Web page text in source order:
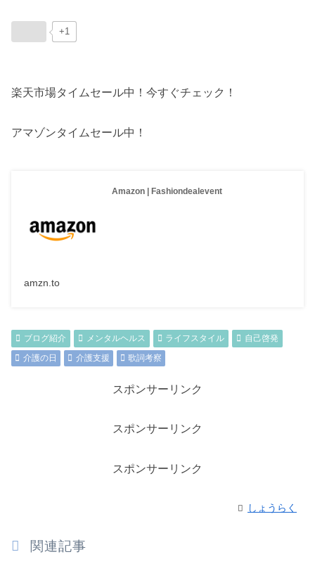
+1
楽天市場タイムセール中！今すぐチェック！
アマゾンタイムセール中！
Amazon | Fashiondealevent
amzn.to
ブログ紹介 メンタルヘルス ライフスタイル
自己啓発
介護の日
介護支援 歌詞考察
スポンサーリンク
スポンサーリンク
スポンサーリンク
しょうらく
関連記事